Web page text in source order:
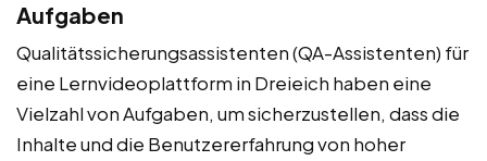
Aufgaben
Qualitätssicherungsassistenten (QA-Assistenten) für
eine Lernvideoplattform in Dreieich haben eine
Vielzahl von Aufgaben, um sicherzustellen, dass die
Inhalte und die Benutzererfahrung von hoher